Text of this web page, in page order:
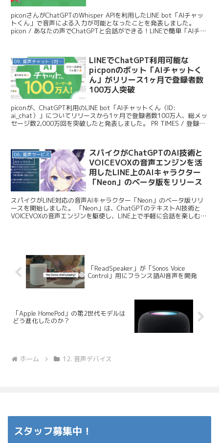
piconさんがChatGPTのWhisper APIを利用したLINE bot「AIチャッ
トくん」で音声による入力が可能となったことを発表しました。
picon / あなたの声でChatGPTと会話ができる！LINEで簡単「AIチャ
09. 音声チャット（対話AI）
LINEでChatGPT利用可能な
picponのボット「AIチャットく
ん」がリリース1ヶ月で登録者数
100万人突破
piconが、ChatGPT利用のLINE bot「AIチャットくん（ID:
ai_chat）」についてリリースから1ヶ月で登録者数100万人、総メッ
セージ数2,000万回を突破したと発表しました。 PR TIMES / 登録者
06. 音声サービス
スパイクがChatGPTのAI技術と
VOICEVOXの音声エンジンを活
用したLINE上のAIキャラクター
「Neon」のベータ版をリリース
スパイクがLINE対応の音声AIキャラクター「Neon」のベータ版リリ
ースを開始しました。 「Neon」は、ChatGPTのテキストAI技術と
VOICEVOXの音声エンジンを駆使し、LINE上で手軽に会話を楽しむこ
「ReadSpeaker」が「Sonos Voice
Control」用にフランス語AI音声を開発
「Apple HomePod」の第2世代モデルは
どう進化したのか？
ホーム 12. 音声デバイス
スタッフ募集中！